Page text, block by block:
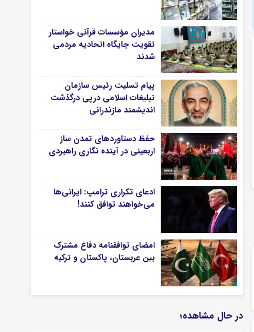
مدیران مؤسسات قرآنی خواستار
تقویت جایگاه اتحادیه‌ مردمی
شدند
پیام تسلیت رئیس سازمان
تبلیغات اسلامی درپی درگذشت
اندیشمند مازندرانی
حفظ دستاوردهای تمدن ساز
اربعینی در آینده نگاری راهبردی
ادعای تکراری ترامپ: ایرانی‌ها
می‌خواهند توافق کنند!
امضای توافقنامه دفاع مشترک
بین عربستان، پاکستان و ترکیه
در حال مشاهده؛